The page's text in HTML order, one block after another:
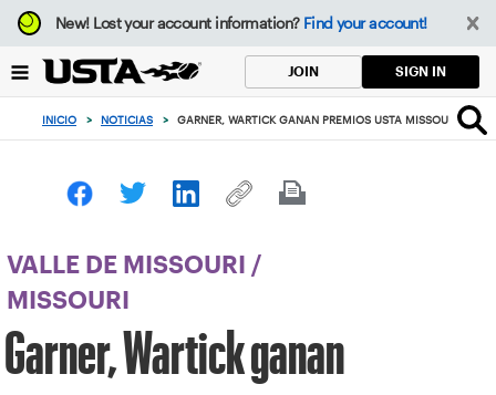
Enfoque
desde
botón
volver
principio
New!Lost your account information? Find your account!
JOIN SIGN IN
INICIO > NOTICIAS > GARNER, WARTICK GANAN PREMIOS USTA MISSOURI
VALLE DE MISSOURI
/
MISSOURI
Garner, Wartick ganan